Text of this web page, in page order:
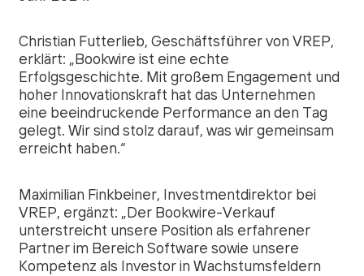
Christian Futterlieb, Geschäftsführer von VREP,
erklärt: „ Bookwire ist eine echte
Erfolgsgeschichte. Mit großem Engagement und
hoher Innovationskraft hat das Unternehmen
eine beeindruckende Performance an den Tag
gelegt. Wir sind stolz darauf, was wir gemeinsam
erreicht haben.“
Maximilian Finkbeiner, Investmentdirektor bei
VREP, ergänzt: „ Der Bookwire-Verkauf
unterstreicht unsere Position als erfahrener
Partner im Bereich Software sowie unsere
Kompetenz als Investor in Wachstumsfeldern